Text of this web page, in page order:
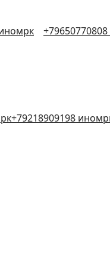
+79218909198